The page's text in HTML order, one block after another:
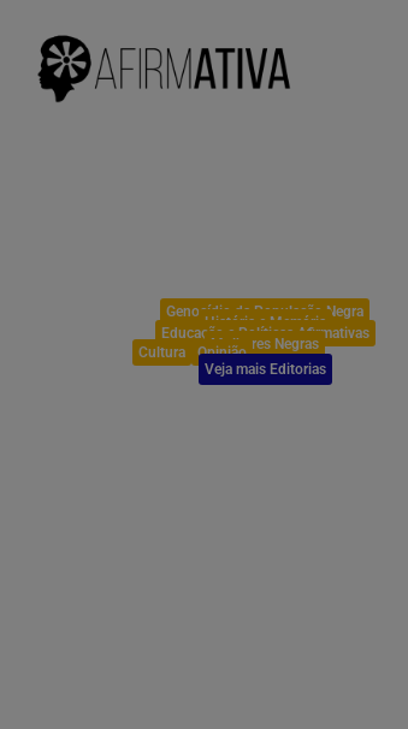
Genocídio da População Negra
História e Memória
Educação e Políticas Afirmativas
Mulheres Negras
Cultura
Opinião
Veja mais Editorias